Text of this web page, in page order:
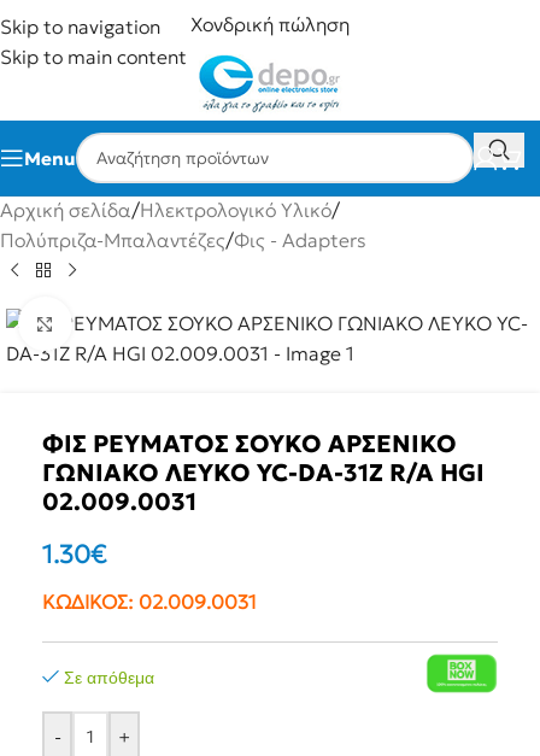
Skip to navigation
Skip to main content
Χονδρική πώληση
Menu
Αρχική σελίδα/Ηλεκτρολογικό Υλικό/
Πολύπριζα-Μπαλαντέζες/Φις - Adapters
Click to enlarge
ΦΙΣ ΡΕΥΜΑΤΟΣ ΣΟΥΚΟ ΑΡΣΕΝΙΚΟ
ΓΩΝΙΑΚΟ ΛΕΥΚΟ YC-DA-31Z R/A HGI
02.009.0031
1.30€
ΚΩΔΙΚΟΣ: 02.009.0031
Σε απόθεμα
- +